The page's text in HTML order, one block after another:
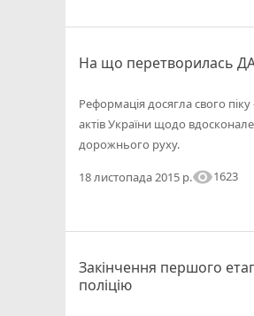
На що перетворилась
Реформація досягла свого
актів України щодо
дорожнього руху.
18 листопада 2015 р.visibility1623
Закінчення першого
поліцію